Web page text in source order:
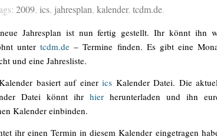
2009, ics, jahresplan, kalender, tcdm.de.
Jahresplan ist nun fertig gestellt. Ihr könnt ihn
untertcdm.de – Termine finden. Es gibt eine
und eine Jahresliste.
basiert auf einerics Kalender Datei. Die
Datei könnt ihr hier herunterladen und ihn
Kalender einbinden.
ihr einen Termin in diesem Kalender eingetragen